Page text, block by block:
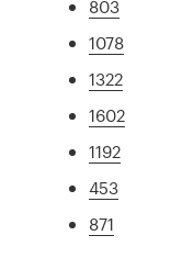
803
1078
1322
1602
1192
453
871